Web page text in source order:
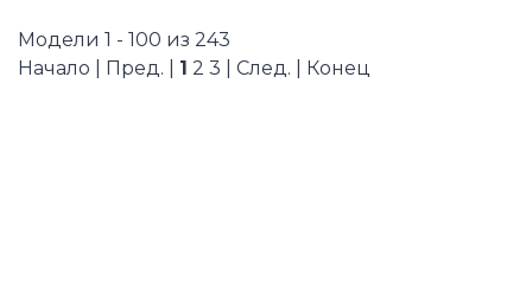
Модели 1 - 100 из 243
Начало | Пред. | 1 2 3 След. Конец